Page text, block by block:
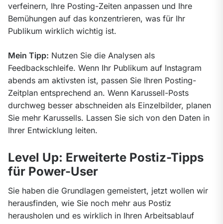
verfeinern, Ihre Posting-Zeiten anpassen und Ihre
Bemühungen auf das konzentrieren, was für Ihr
Publikum wirklich wichtig ist.
Mein Tipp: Nutzen Sie die Analysen als
Feedbackschleife. Wenn Ihr Publikum auf Instagram
abends am aktivsten ist, passen Sie Ihren Posting-
Zeitplan entsprechend an. Wenn Karussell-Posts
durchweg besser abschneiden als Einzelbilder, planen
Sie mehr Karussells. Lassen Sie sich von den Daten in
Ihrer Entwicklung leiten.
Level Up: Erweiterte Postiz-Tipps
für Power-User
Sie haben die Grundlagen gemeistert, jetzt wollen wir
herausfinden, wie Sie noch mehr aus Postiz
herausholen und es wirklich in Ihren Arbeitsablauf